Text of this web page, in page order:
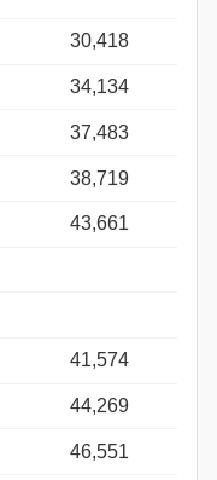
30,418
34,134
37,483
38,719
43,661
41,574
44,269
46,551